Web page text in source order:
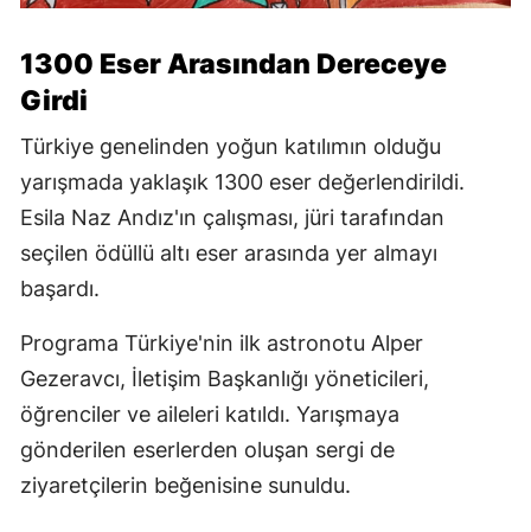
1300 Eser Arasından Dereceye
Girdi
Türkiye genelinden yoğun katılımın olduğu
yarışmada yaklaşık 1300 eser değerlendirildi.
Esila Naz Andız'ın çalışması, jüri tarafından
seçilen ödüllü altı eser arasında yer almayı
başardı.
Programa Türkiye'nin ilk astronotu Alper
Gezeravcı, İletişim Başkanlığı yöneticileri,
öğrenciler ve aileleri katıldı. Yarışmaya
gönderilen eserlerden oluşan sergi de
ziyaretçilerin beğenisine sunuldu.